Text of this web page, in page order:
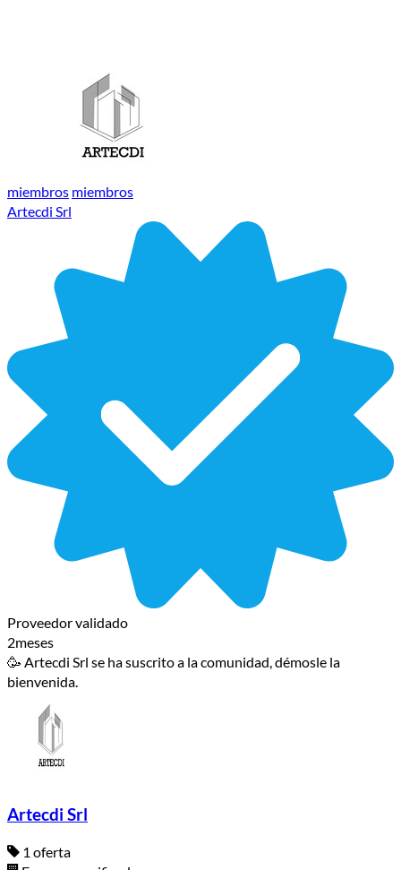
miembros miembros
Artecdi Srl
Proveedor validado
2meses
🥳 Artecdi Srl se ha suscrito a la comunidad, démosle la
bienvenida.
Artecdi Srl
1 oferta